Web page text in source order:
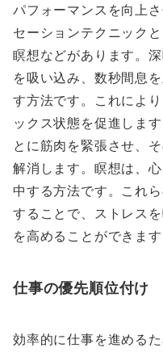
パフォーマンスを向上
セーションテクニック
瞑想などがあります。
を吸い込み、数秒間息
す方法です。これによ
ックス状態を促進しま
とに筋肉を緊張させ、
解消します。瞑想は、
中する方法です。これ
することで、ストレス
を高めることができます
仕事の優先順位付け
効率的に仕事を進める